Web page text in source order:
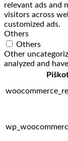
relevant ads and
visitors across
customized ads.
Others
Others
Other
analyzed and